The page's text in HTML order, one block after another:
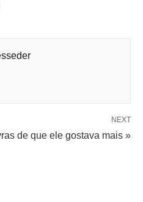
NEXT
de que ele gostava mais »